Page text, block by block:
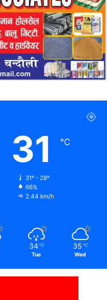
31 ℃
31º - 28º
66%
2.44 km/h
34 ℃
Tue
35 ℃
Wed